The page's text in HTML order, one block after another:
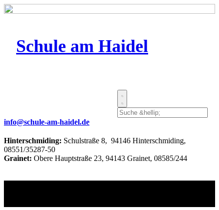
Schule am Haidel
info@schule-am-haidel.de
Hinterschmiding: Schulstraße 8, 94146 Hinterschmiding,
08551/35287-50
Grainet: Obere Hauptstraße 23, 94143 Grainet, 08585/244